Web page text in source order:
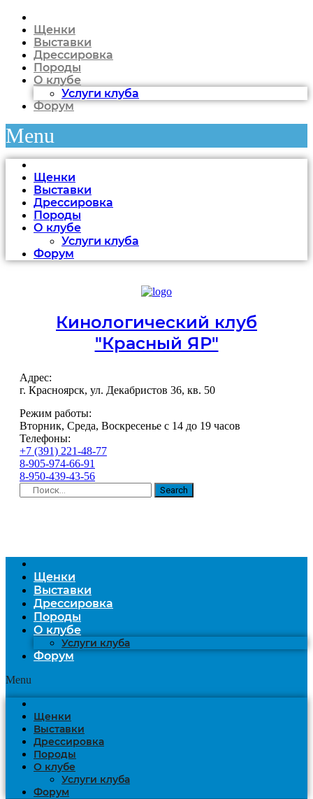
Щенки
Выставки
Дрессировка
Породы
О клубе
Услуги клуба
Форум
Menu
Щенки
Выставки
Дрессировка
Породы
О клубе
Услуги клуба
Форум
Кинологический клуб
"Красный ЯР"
Адрес:
г. Красноярск, ул. Декабристов 36, кв. 50
Режим работы:
Вторник, Среда, Воскресенье с 14 до 19 часов
Телефоны:
+7 (391) 221-48-77
8-905-974-66-91
8-950-439-43-56
Search
Щенки
Выставки
Дрессировка
Породы
О клубе
Услуги клуба
Форум
Menu
Щенки
Выставки
Дрессировка
Породы
О клубе
Услуги клуба
Форум